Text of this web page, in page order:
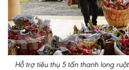
Hỗ trợ tiêu thụ 5 tấn thanh long